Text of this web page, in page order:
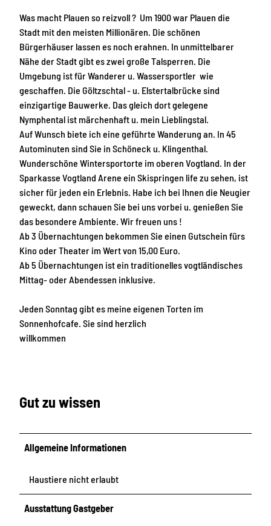
r
g
a
r
t
e
n
l
a
f
b
e
r
e
i
c
h
b
e
t
t
Was macht Plauen so reizvoll ? Um 1900 war Plauen die
Stadt mit den meisten Millionären. Die schönen
Bürgerhäuser lassen es noch erahnen. In unmittelbarer
Nähe der Stadt gibt es zwei große Talsperren. Die
Umgebung ist für Wanderer u. Wassersportler wie
geschaffen. Die Göltzschtal - u. Elstertalbrücke sind
einzigartige Bauwerke. Das gleich dort gelegene
Nymphental ist märchenhaft u. mein Lieblingstal.
Auf Wunsch biete ich eine geführte Wanderung an. In 45
Autominuten sind Sie in Schöneck u. Klingenthal.
Wunderschöne Wintersportorte im oberen Vogtland. In der
Sparkasse Vogtland Arene ein Skispringen life zu sehen, ist
sicher für jeden ein Erlebnis. Habe ich bei Ihnen die Neugier
geweckt, dann schauen Sie bei uns vorbei u. genießen Sie
das besondere Ambiente. Wir freuen uns !
Ab 3 Übernachtungen bekommen Sie einen Gutschein fürs
Kino oder Theater im Wert von 15,00 Euro.
Ab 5 Übernachtungen ist ein traditionelles vogtländisches
Mittag- oder Abendessen inklusive.
Jeden Sonntag gibt es meine eigenen Torten im
Sonnenhofcafe. Sie sind herzlich
willkommen
Gut zu wissen
Allgemeine Informationen
Haustiere nicht erlaubt
Ausstattung Gastgeber